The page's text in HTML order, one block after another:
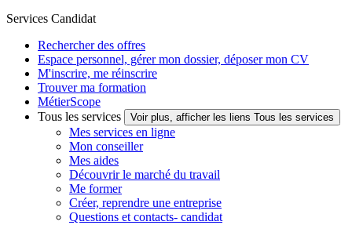
Services Candidat
Rechercher des offres
Espace personnel, gérer mon dossier, déposer mon CV
M'inscrire, me réinscrire
Trouver ma formation
MétierScope
Tous les services
Voir plus, afficher les liens Tous les services
Mes services en ligne
Mon conseiller
Mes aides
Découvrir le marché du travail
Me former
Créer, reprendre une entreprise
Questions et contacts- candidat